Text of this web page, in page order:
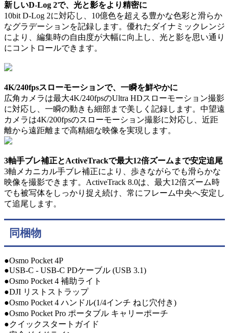
新しいD-Log 2で、光と影をより精密に
10bit D-Log 2に対応し、10億色を超える豊かな色彩と滑らか
なグラデーションを記録します。優れたダイナミックレンジ
により、編集時の自由度が大幅に向上し、光と影を思い通り
にコントロールできます。
4K/240fpsスローモーションで、一瞬を鮮やかに
広角カメラは最大4K/240fpsのUltra HDスローモーション撮影
に対応し、一瞬の動きも細部まで美しく記録します。中望遠
カメラは4K/200fpsのスローモーション撮影に対応し、近距
離から遠距離まで高精細な映像を実現します。
3軸手ブレ補正とActiveTrackで最大12倍ズームまで安定追尾
3軸メカニカル手ブレ補正により、歩きながらでも滑らかな
映像を撮影できます。ActiveTrack 8.0は、最大12倍ズーム時
でも被写体をしっかり捉え続け、常にフレーム中央へ安定し
て追尾します。
同梱物
●Osmo Pocket 4P
●USB-C - USB-C PDケーブル (USB 3.1)
●Osmo Pocket 4 補助ライト
●DJI リストストラップ
●Osmo Pocket 4 ハンドル(1/4インチ ねじ穴付き)
●Osmo Pocket Pro ポータブル キャリーポーチ
●クイックスタートガイド